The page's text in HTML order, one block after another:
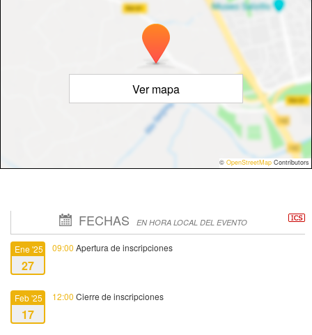
Ver mapa
© OpenStreetMap Contributors
FECHAS EN HORA LOCAL DEL EVENTO
Ene '25
27
09:00 Apertura de inscripciones
Feb '25
17
12:00 Cierre de inscripciones